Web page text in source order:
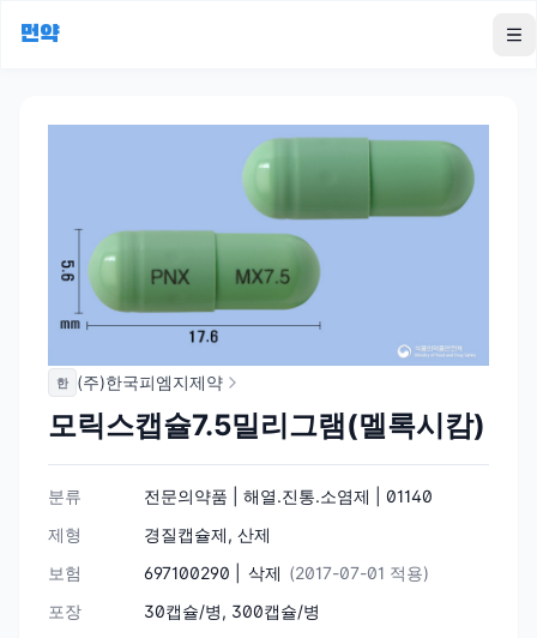
먼약
한 (주)한국피엠지제약
모릭스캡슐7.5밀리그램(멜록시캄)
분류
전문의약품 | 해열.진통.소염제 | 01140
제형
경질캡슐제, 산제
보험
697100290 | 삭제 (2017-07-01 적용)
포장
30캡슐/병, 300캡슐/병